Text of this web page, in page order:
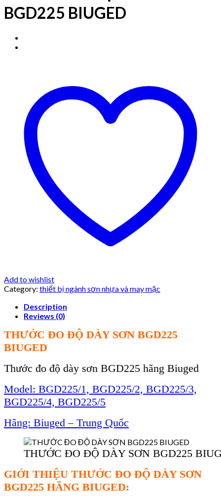
BGD225 BIUGED
Add to wishlist
Category: thiết bị ngành sơn nhựa và may mặc
Description
Reviews (0)
THƯỚC ĐO ĐỘ DÀY SƠN BGD225
BIUGED
Thước đo độ dày sơn BGD225 hãng Biuged
Model: BGD225/1, BGD225/2, BGD225/3,
BGD225/4, BGD225/5
Hãng: Biuged – Trung Quốc
THƯỚC ĐO ĐỘ DÀY SƠN BGD225
GIỚI THIỆU THƯỚC ĐO ĐỘ DÀY SƠN
BGD225 HÃNG BIUGED: